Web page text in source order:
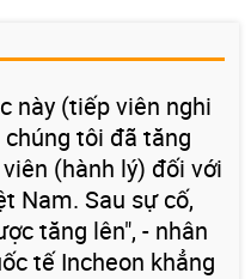
này (tiếp viên nghi
chúng tôi đã tăng
(hành lý) đối với
Nam. Sau sự cố,
tăng lên", - nhân
tế Incheon khẳng